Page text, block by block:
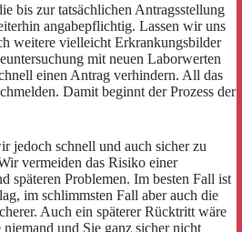
bis zur tatsächlichen Antragsstellung
angabepflichtig. Lassen wir uns
weitere vielleicht Erkrankungsbilder
mit neuen Laborwerten
einen Antrag verhindern. All das
Damit beginnt der Prozess der
jedoch schnell und auch sicher zu
vermeiden das Risiko einer
späteren Problemen. Im besten Fall ist
im schlimmsten Fall aber auch die
Auch ein späterer Rücktritt wäre
und Sie ganz sicher nicht